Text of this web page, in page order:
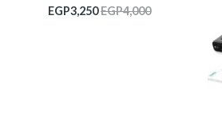
EGP4,000
EGP3,250